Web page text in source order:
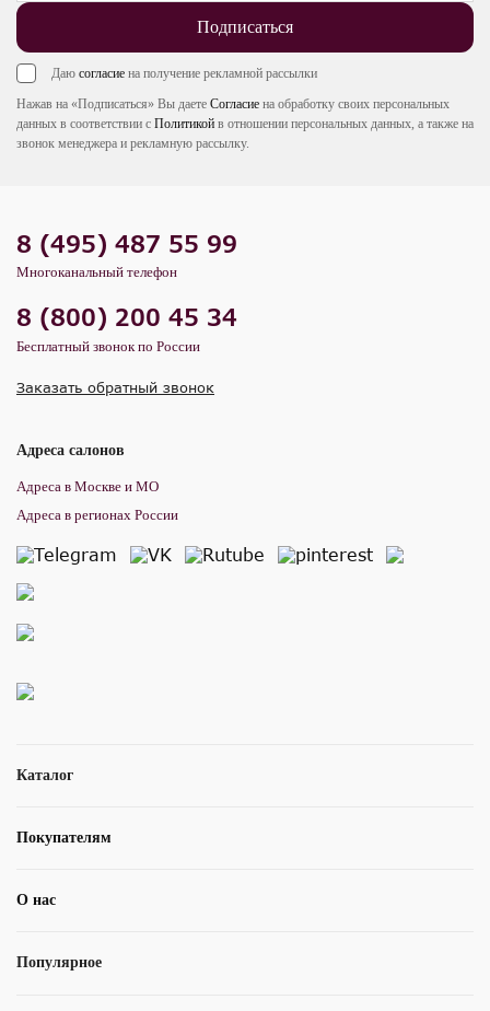
Подписаться
Даю согласие на получение рекламной рассылки
Нажав на «Подписаться» Вы даете Согласие на обработку своих персональных
данных в соответствии с Политикой в отношении персональных данных, а также на
звонок менеджера и рекламную рассылку.
Каталог
Покупателям
О нас
Популярное
8 (495) 487 55 99
Многоканальный телефон
8 (800) 200 45 34
Бесплатный звонок по России
Заказать обратный звонок
Адреса салонов
Адреса в Москве и МО
Адреса в регионах России